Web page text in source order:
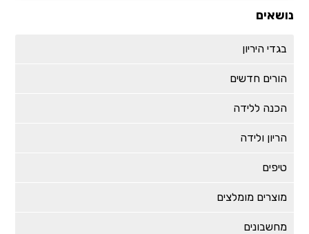
נושאים
בגדי היריון
הורים חדשים
הכנה ללידה
הריון ולידה
טיפים
מוצרים מומלצים
מחשבונים